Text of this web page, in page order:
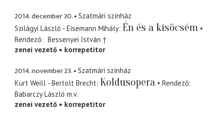
2014. december 30.
Szatmári színház
Szilágyi László - Eisemann Mihály Én és a kisöcsém
Rendező
Bessenyei István †
zenei vezető
korrepetitor
2014. november 23.
Szatmári színház
Kurt Weill - Bertolt Brecht Koldusopera
Rendező
Babarczy László m.v.
zenei vezető
korrepetitor